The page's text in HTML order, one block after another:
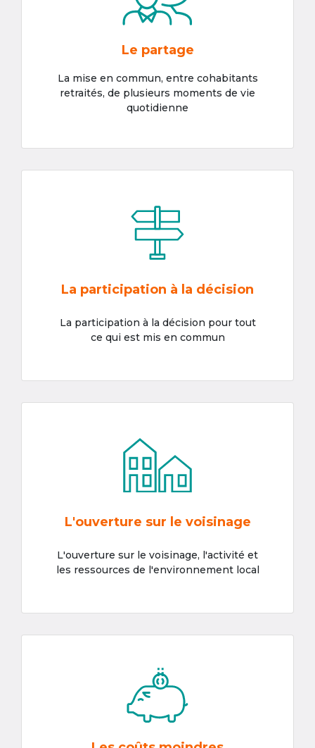
Le partage
La mise en commun, entre cohabitants
retraités, de plusieurs moments de vie
quotidienne
La participation à la décision
La participation à la décision pour tout
ce qui est mis en commun
L'ouverture sur le voisinage
L'ouverture sur le voisinage, l'activité et
les ressources de l'environnement local